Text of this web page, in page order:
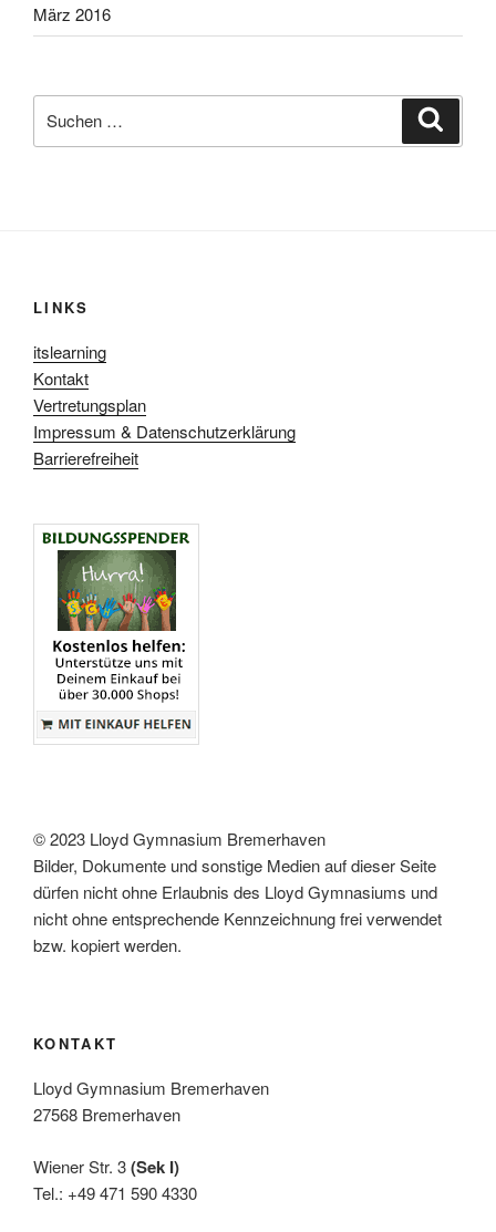
März 2016
nach:
LINKS
itslearning
Kontakt
Vertretungsplan
Impressum & Datenschutzerklärung
Barrierefreiheit
© 2023 Lloyd Gymnasium Bremerhaven
Bilder, Dokumente und sonstige Medien auf dieser Seite
dürfen nicht ohne Erlaubnis des Lloyd Gymnasiums und
nicht ohne entsprechende Kennzeichnung frei verwendet
bzw. kopiert werden.
KONTAKT
Lloyd Gymnasium Bremerhaven
27568 Bremerhaven
Wiener Str. 3(Sek I)
Tel.: +49 471 590 4330